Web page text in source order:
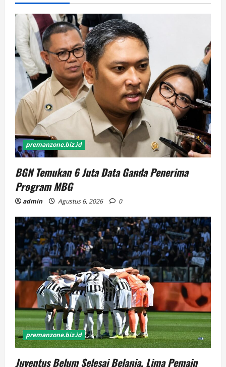
premanzone.biz.id
BGN Temukan 6 Juta Data Ganda Penerima
Program MBG
admin Agustus 6, 2026 0
premanzone.biz.id
Juventus Belum Selesai Belanja, Lima Pemain